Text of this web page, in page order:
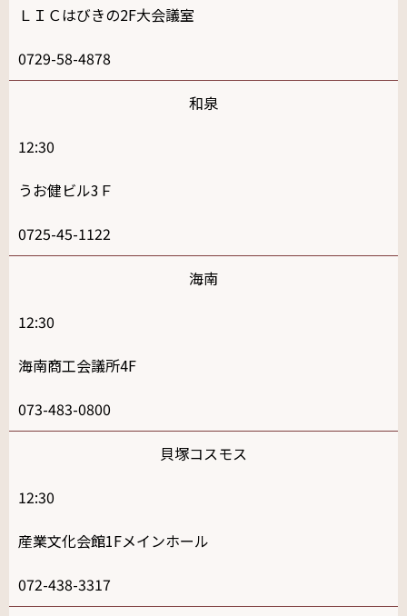
ＬＩＣはびきの2F大会議室
0729-58-4878
和泉
12:30
うお健ビル3Ｆ
0725-45-1122
海南
12:30
海南商工会議所4F
073-483-0800
貝塚コスモス
12:30
産業文化会館1Fメインホール
072-438-3317